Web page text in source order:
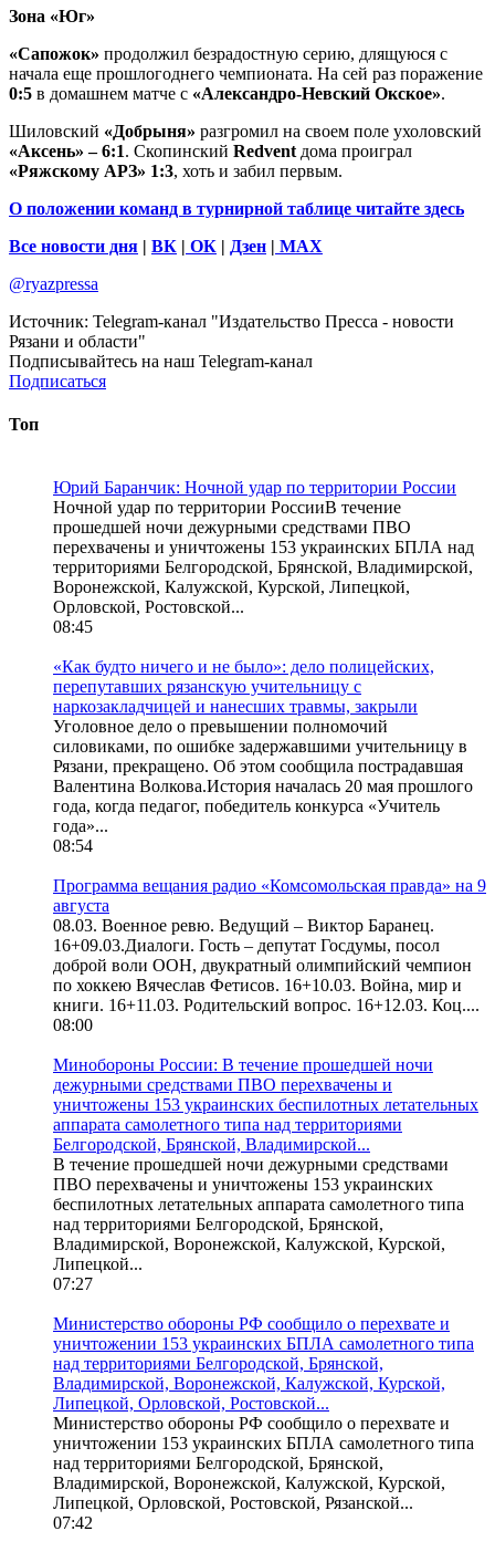
Зона «Юг»
«Сапожок» продолжил безрадостную серию, длящуюся с
начала еще прошлогоднего чемпионата. На сей раз поражение
0:5 в домашнем матче с «Александро-Невский Окское».
Шиловский «Добрыня» разгромил на своем поле ухоловский
«Аксень» – 6:1. Скопинский Redvent дома проиграл
«Ряжскому АРЗ» 1:3, хоть и забил первым.
О положении команд в турнирной таблице читайте здесь
Все новости дня | ВК | ОК | Дзен | MAX
@ryazpressa
Источник: Telegram-канал "Издательство Пресса - новости
Рязани и области"
Подписывайтесь на наш Telegram-канал
Подписаться
Топ
Юрий Баранчик: Ночной удар по территории России
Ночной удар по территории РоссииВ течение
прошедшей ночи дежурными средствами ПВО
перехвачены и уничтожены 153 украинских БПЛА над
территориями Белгородской, Брянской, Владимирской,
Воронежской, Калужской, Курской, Липецкой,
Орловской, Ростовской...
08:45
«Как будто ничего и не было»: дело полицейских,
перепутавших рязанскую учительницу с
наркозакладчицей и нанесших травмы, закрыли
Уголовное дело о превышении полномочий
силовиками, по ошибке задержавшими учительницу в
Рязани, прекращено. Об этом сообщила пострадавшая
Валентина Волкова.История началась 20 мая прошлого
года, когда педагог, победитель конкурса «Учитель
года»...
08:54
Программа вещания радио «Комсомольская правда» на 9
августа
08.03. Военное ревю. Ведущий – Виктор Баранец.
16+09.03.Диалоги. Гость – депутат Госдумы, посол
доброй воли ООН, двукратный олимпийский чемпион
по хоккею Вячеслав Фетисов. 16+10.03. Война, мир и
книги. 16+11.03. Родительский вопрос. 16+12.03. Коц....
08:00
Минобороны России: В течение прошедшей ночи
дежурными средствами ПВО перехвачены и
уничтожены 153 украинских беспилотных летательных
аппарата самолетного типа над территориями
Белгородской, Брянской, Владимирской...
В течение прошедшей ночи дежурными средствами
ПВО перехвачены и уничтожены 153 украинских
беспилотных летательных аппарата самолетного типа
над территориями Белгородской, Брянской,
Владимирской, Воронежской, Калужской, Курской,
Липецкой...
07:27
Министерство обороны РФ сообщило о перехвате и
уничтожении 153 украинских БПЛА самолетного типа
над территориями Белгородской, Брянской,
Владимирской, Воронежской, Калужской, Курской,
Липецкой, Орловской, Ростовской...
Министерство обороны РФ сообщило о перехвате и
уничтожении 153 украинских БПЛА самолетного типа
над территориями Белгородской, Брянской,
Владимирской, Воронежской, Калужской, Курской,
Липецкой, Орловской, Ростовской, Рязанской...
07:42